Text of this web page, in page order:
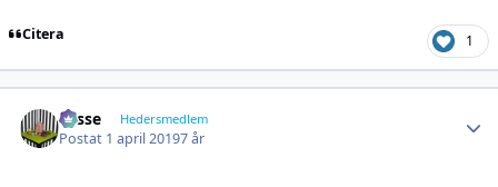
Citera 1
Lasse Hedersmedlem
Postat 1 april 20197 år